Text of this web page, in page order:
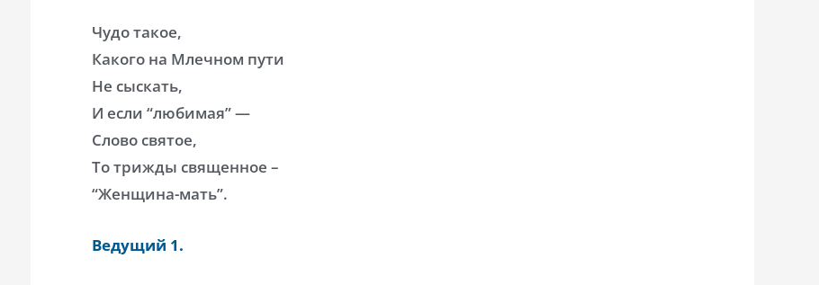
Чудо такое,
Какого на Млечном пути
Не сыскать,
И если “любимая” —
Слово святое,
То трижды священное –
“Женщина-мать”.
Ведущий 1.